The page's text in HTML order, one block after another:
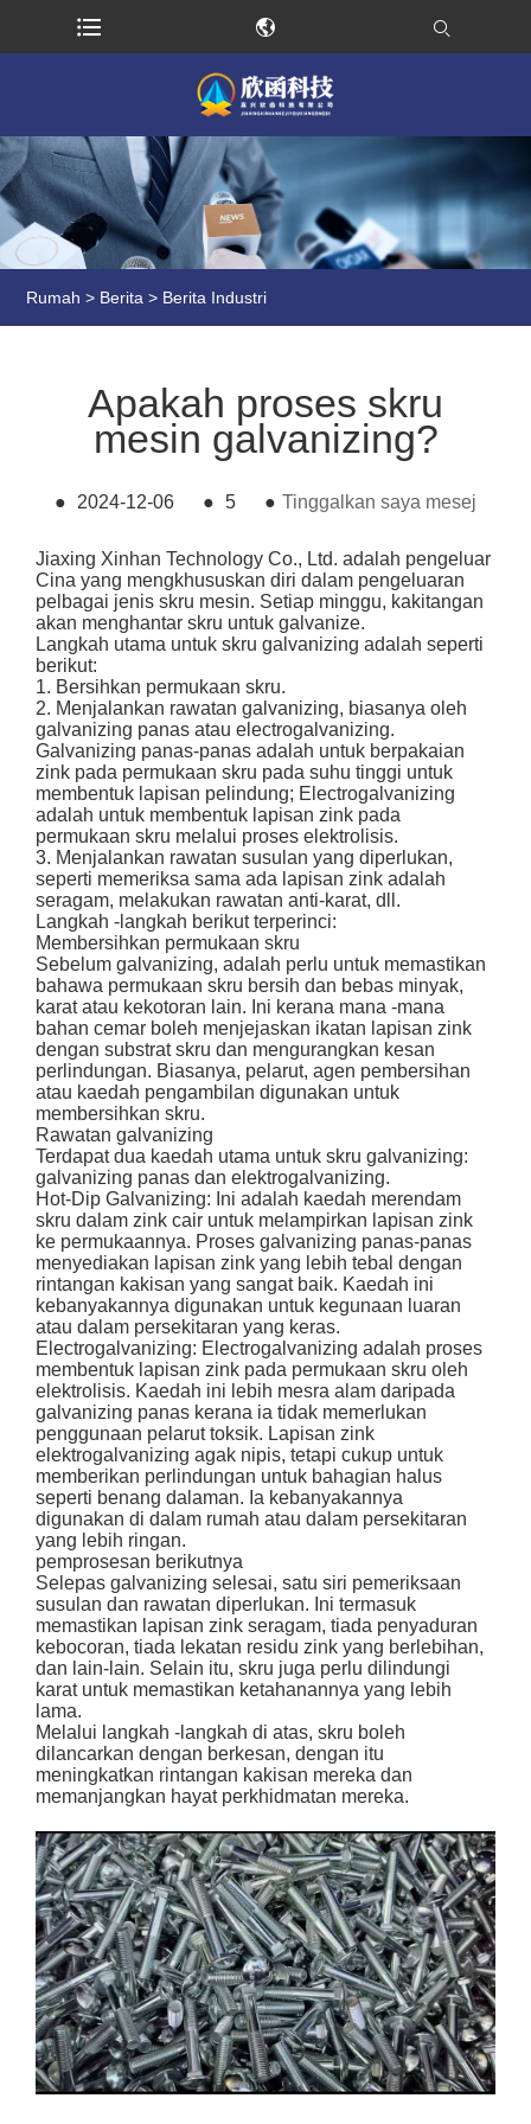
Rumah > Berita > Berita Industri
Apakah proses skru
mesin galvanizing?
● 2024-12-06 ● 5 ● Tinggalkan saya mesej
Jiaxing Xinhan Technology Co., Ltd. adalah pengeluar
Cina yang mengkhususkan diri dalam pengeluaran
pelbagai jenis skru mesin. Setiap minggu, kakitangan
akan menghantar skru untuk galvanize.
Langkah utama untuk skru galvanizing adalah seperti
berikut:
1. Bersihkan permukaan skru.
2. Menjalankan rawatan galvanizing, biasanya oleh
galvanizing panas atau electrogalvanizing.
Galvanizing panas-panas adalah untuk berpakaian
zink pada permukaan skru pada suhu tinggi untuk
membentuk lapisan pelindung; Electrogalvanizing
adalah untuk membentuk lapisan zink pada
permukaan skru melalui proses elektrolisis.
3. Menjalankan rawatan susulan yang diperlukan,
seperti memeriksa sama ada lapisan zink adalah
seragam, melakukan rawatan anti-karat, dll.
Langkah -langkah berikut terperinci:
Membersihkan permukaan skru
Sebelum galvanizing, adalah perlu untuk memastikan
bahawa permukaan skru bersih dan bebas minyak,
karat atau kekotoran lain. Ini kerana mana -mana
bahan cemar boleh menjejaskan ikatan lapisan zink
dengan substrat skru dan mengurangkan kesan
perlindungan. Biasanya, pelarut, agen pembersihan
atau kaedah pengambilan digunakan untuk
membersihkan skru.
Rawatan galvanizing
Terdapat dua kaedah utama untuk skru galvanizing:
galvanizing panas dan elektrogalvanizing.
Hot-Dip Galvanizing: Ini adalah kaedah merendam
skru dalam zink cair untuk melampirkan lapisan zink
ke permukaannya. Proses galvanizing panas-panas
menyediakan lapisan zink yang lebih tebal dengan
rintangan kakisan yang sangat baik. Kaedah ini
kebanyakannya digunakan untuk kegunaan luaran
atau dalam persekitaran yang keras.
Electrogalvanizing: Electrogalvanizing adalah proses
membentuk lapisan zink pada permukaan skru oleh
elektrolisis. Kaedah ini lebih mesra alam daripada
galvanizing panas kerana ia tidak memerlukan
penggunaan pelarut toksik. Lapisan zink
elektrogalvanizing agak nipis, tetapi cukup untuk
memberikan perlindungan untuk bahagian halus
seperti benang dalaman. Ia kebanyakannya
digunakan di dalam rumah atau dalam persekitaran
yang lebih ringan.
pemprosesan berikutnya
Selepas galvanizing selesai, satu siri pemeriksaan
susulan dan rawatan diperlukan. Ini termasuk
memastikan lapisan zink seragam, tiada penyaduran
kebocoran, tiada lekatan residu zink yang berlebihan,
dan lain-lain. Selain itu, skru juga perlu dilindungi
karat untuk memastikan ketahanannya yang lebih
lama.
Melalui langkah -langkah di atas, skru boleh
dilancarkan dengan berkesan, dengan itu
meningkatkan rintangan kakisan mereka dan
memanjangkan hayat perkhidmatan mereka.